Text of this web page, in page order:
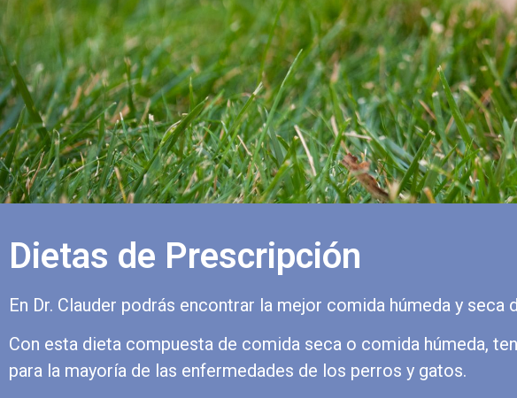
Dietas de Prescripción
En Dr. Clauder podrás encontrar la mejor comida húmeda y
Con esta dieta compuesta de comida seca o comida húmeda,
para la mayoría de las enfermedades de los perros y gatos.